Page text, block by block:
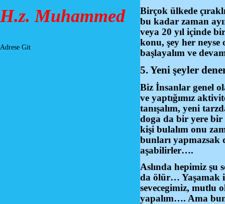
H.z. Muhammed
Adrese Git
Birçok ülkede
bu kadar zaman
veya 20 yıl içinde
konu, şey her
başlayalım ve
5. Yeni şeyler
Biz İnsanlar genel
ve yaptığımız
tanışalım, yeni
doga da bir yere bir
kişi bulalım onu
bunları
aşabilirler….
Aslında hepimiz şu
da ölür… Yaşamak
sevecegimiz, mutlu
yapalım…. Ama